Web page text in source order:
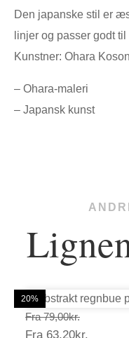
Den japanske stil er
linjer og passer godt
Kunstner: Ohara Koson
– Ohara-maleri
– Japansk kunst
20%
Fra 79,00kr.Prisinterval:
79,00kr.
Fra 63,20kr.
20%
20%
20%
20%
20%